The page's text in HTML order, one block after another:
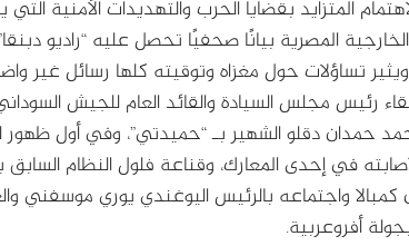
المتزايد بقضايا الحرب والتهديدات الأمنية
المصرية بيانًا صحفيًا تحصل عليه “راديو
تساؤلات حول مغزاه وتوقيته كلها رسائل غير
رئيس مجلس السيادة والقائد العام للجيش
حمدان دقلو الشهير بـ “حميدتي”، وفي أول ظهور
في إحدى المعارك، وقناعة فلول النظام السابق
كمبالا واجتماعه بالرئيس اليوغندي يوري موسفني
أفروعربية.